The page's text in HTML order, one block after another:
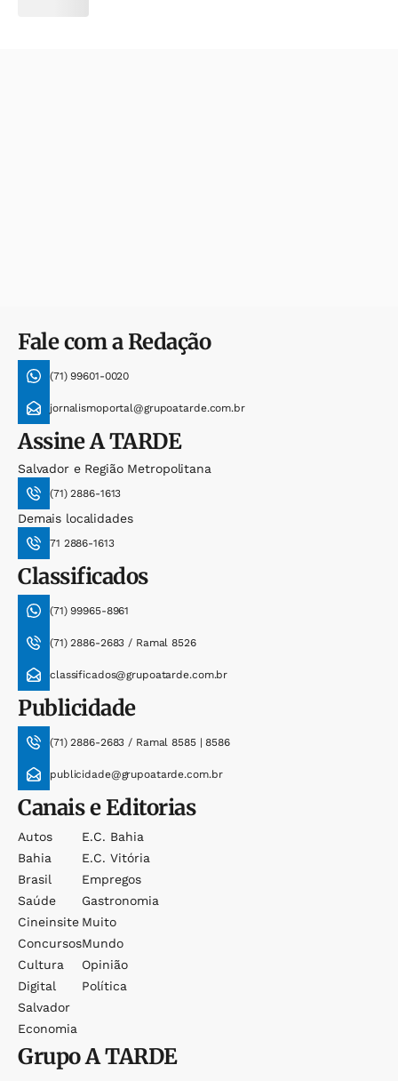
Fale com a Redação
(71) 99601-0020
jornalismoportal@grupoatarde.com.br
AssineA TARDE
Salvador e Região Metropolitana
(71) 2886-1613
Demais localidades
71 2886-1613
Classificados
(71) 99965-8961
(71) 2886-2683 / Ramal 8526
classificados@grupoatarde.com.br
Publicidade
(71) 2886-2683 / Ramal 8585 | 8586
publicidade@grupoatarde.com.br
Canais e Editorias
Autos
Bahia
Brasil
Saúde
Cineinsite
Concursos
Cultura
Digital
Salvador
Economia
E.c. Bahia
E.c. Vitória
Empregos
Gastronomia
Muito
Mundo
Opinião
Política
GrupoA TARDE